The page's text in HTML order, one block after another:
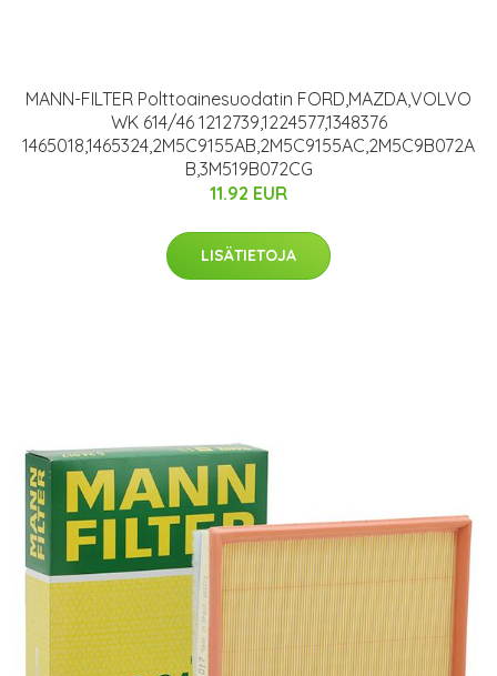
MANN-FILTER Polttoainesuodatin FORD,MAZDA,VOLVO
WK 614/46 1212739,1224577,1348376
1465018,1465324,2M5C9155AB,2M5C9155AC,2M5C9B072A
B,3M519B072CG
11.92 EUR
LISÄTIETOJA